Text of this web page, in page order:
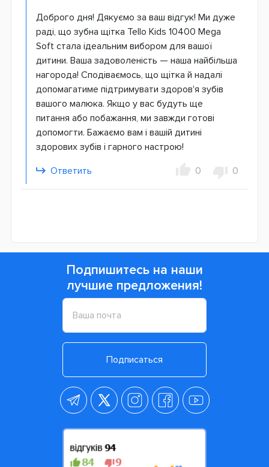
Доброго дня! Дякуємо за ваш відгук! Ми дуже
раді, що зубна щітка Tello Kids 10400 Mega
Soft стала ідеальним вибором для вашої
дитини. Ваша задоволеність — наша найбільша
нагорода! Сподіваємось, що щітка й надалі
допомагатиме підтримувати здоров'я зубів
вашого малюка. Якщо у вас будуть ще
питання або побажання, ми завжди готові
допомогти. Бажаємо вам і вашій дитині
здорових зубів і гарного настрою!
Ответить
0 0
Подпишитесь на наши
лучшие предложения!
Подписаться